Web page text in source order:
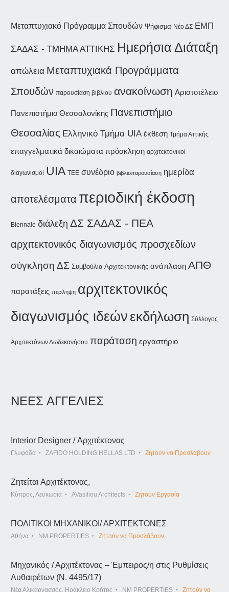
Μεταπτυχιακό Πρόγραμμα Σπουδών Ψήφισμα Νέο ΔΣ ΕΜΠ
ΣΑΔΑΣ - ΤΜΗΜΑ ΑΤΤΙΚΗΣ Ημερήσια Διάταξη
απώλεια Μεταπτυχιακά Προγράμματα
Σπουδών παρουσίαση βιβλίου ανακοίνωση Αριστοτέλειο
Πανεπιστήμιο Θεσσαλονίκης Πανεπιστήμιο
Θεσσαλίας Ελληνικό Τμήμα UIA έκθεση Τμήμα Αττικής
επαγγελματικά δικαιώματα πρόσκληση αρχιτεκτονικοί
διαγωνισμοί UIA ΤΕΕ συνέδριο βιβλιοπαρουσίαση ημερίδα
αποτελέσματα περιοδική έκδοση
Biennale διάλεξη ΔΣ ΣΑΔΑΣ - ΠΕΑ
αρχιτεκτονικός διαγωνισμός προσχεδίων
σύγκληση ΔΣ Συμβούλια Αρχιτεκτονικής ανάπλαση ΑΠΘ
παρατάξεις περίληψη αρχιτεκτονικός
διαγωνισμός ιδεών εκδήλωση Σύλλογος
Αρχιτεκτόνων Δωδεκανήσου παράταση εργαστήριο
ΝΕΕΣ ΑΓΓΕΛΙΕΣ
Interior Designer / Αρχιτέκτονας
Γλυφάδα ZAFIDO HOLDING HELLAS LTD Ζητούν να Προσλάβουν
Ζητείται Αρχιτέκτονας,
Κύπρος, Λευκωσια AVasiliou Architects Ζητούν Εργασία
ΠΟΛΙΤΙΚΟΙ ΜΗΧΑΝΙΚΟΙ/ ΑΡΧΙΤΕΚΤΟΝΕΣ
Αθήνα NM PROPERTIES Ζητούν να Προσλάβουν
Μηχανικός / Αρχιτέκτονας – Έμπειρος/η στις Ρυθμίσεις
Αυθαιρέτων (Ν. 4495/17)
Νέα Αλικαρνασσός, Ηράκλειο Κρήτης NM PROPERTIES Ζητούν να